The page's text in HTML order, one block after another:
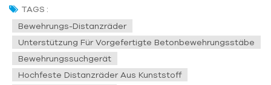
modernen Ingenieurwesen Bewehrungs-Distanzräder
werden mit ihrer Effizienz und Zuverlässigkeit zum
„unsichtbaren Wächter“ der global...
TAGS :
Bewehrungs-Distanzräder
Unterstützung Für Vorgefertigte Betonbewehrungsstäbe
Bewehrungssuchgerät
Hochfeste Distanzräder Aus Kunststoff